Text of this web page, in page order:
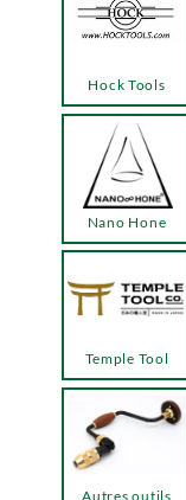
Hock Tools
Temple Tool
Nano Hone
Autres outils